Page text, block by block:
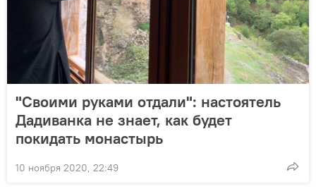
"Своими руками отдали": настоятель
Дадиванка не знает, как будет
покидать монастырь
10 ноября 2020, 22:49